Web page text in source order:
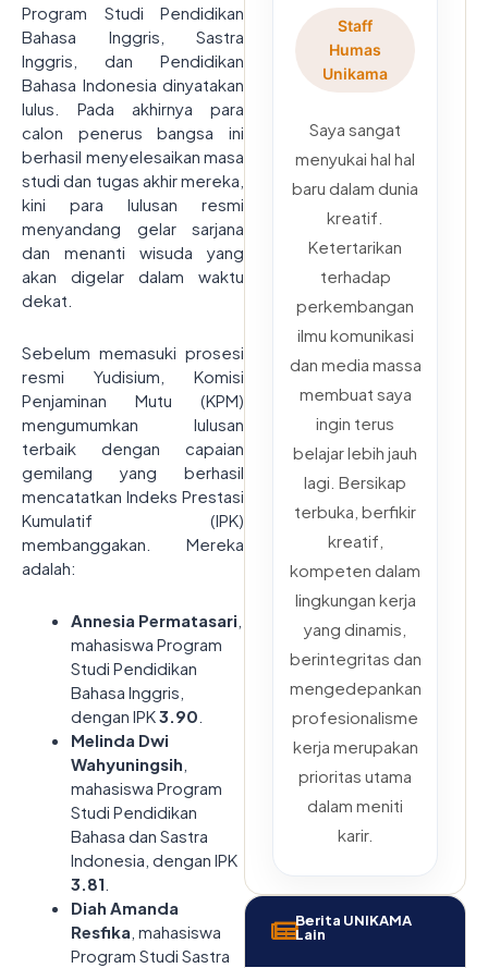
Program Studi Pendidikan
Bahasa Inggris, Sastra
Inggris, dan Pendidikan
Bahasa Indonesia dinyatakan
lulus. Pada akhirnya para
calon penerus bangsa ini
berhasil menyelesaikan masa
studi dan tugas akhir mereka,
kini para lulusan resmi
menyandang gelar sarjana
dan menanti wisuda yang
akan digelar dalam waktu
dekat.
Sebelum memasuki prosesi
resmi Yudisium, Komisi
Penjaminan Mutu (KPM)
mengumumkan lulusan
terbaik dengan capaian
gemilang yang berhasil
mencatatkan Indeks Prestasi
Kumulatif (IPK)
membanggakan. Mereka
adalah:
Annesia Permatasari
mahasiswa Program
Studi Pendidikan
Bahasa Inggris,
dengan IPK3.90
Melinda Dwi
Wahyuningsih
mahasiswa Program
Studi Pendidikan
Bahasa dan Sastra
Indonesia, dengan IPK
3.81
Diah Amanda
Resfika , mahasiswa
Program Studi Sastra
Staff
Humas
Unikama
Saya sangat
menyukai hal hal
baru dalam dunia
kreatif.
Ketertarikan
terhadap
perkembangan
ilmu komunikasi
dan media massa
membuat saya
ingin terus
belajar lebih jauh
lagi. Bersikap
terbuka, berfikir
kreatif,
kompeten dalam
lingkungan kerja
yang dinamis,
berintegritas dan
mengedepankan
profesionalisme
kerja merupakan
prioritas utama
dalam meniti
karir.
Berita UNIKAMA
Lain